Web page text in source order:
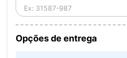
Opções de entrega